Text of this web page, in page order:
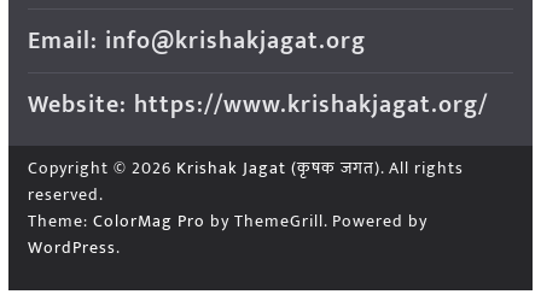
Email: info@krishakjagat.org
Website: https://www.krishakjagat.org/
Copyright © 2026 Krishak Jagat (कृषक जगत). All rights
reserved.
Theme: ColorMag Pro by ThemeGrill. Powered by
WordPress.